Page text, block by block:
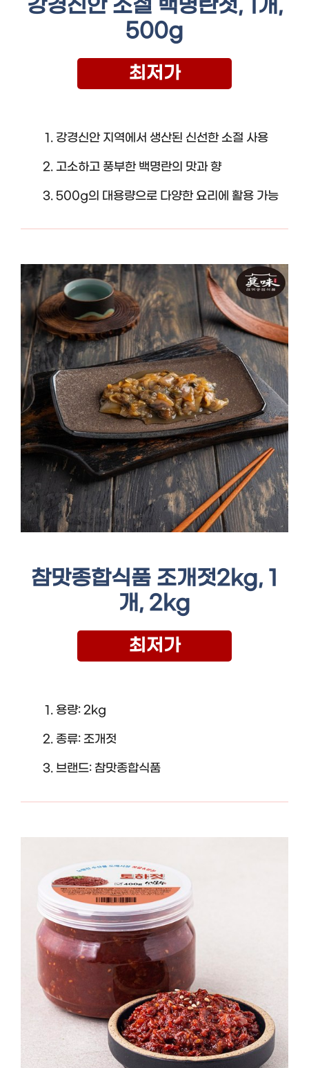
강경신안 소절 백명란젓, 1개,
500g
최저가
강경신안 지역에서 생산된 신선한 소절 사용
고소하고 풍부한 백명란의 맛과 향
500g의 대용량으로 다양한 요리에 활용 가능
참맛종합식품 조개젓2kg, 1
개, 2kg
최저가
용량: 2kg
종류: 조개젓
브랜드: 참맛종합식품